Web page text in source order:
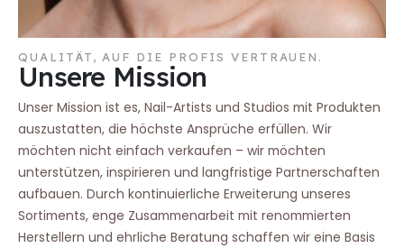
QUALITÄT, AUF DIE PROFIS VERTRAUEN.
Unsere Mission
Unser Mission ist es, Nail-Artists und Studios mit Produkten
auszustatten, die höchste Ansprüche erfüllen. Wir
möchten nicht einfach verkaufen – wir möchten
unterstützen, inspirieren und langfristige Partnerschaften
aufbauen. Durch kontinuierliche Erweiterung unseres
Sortiments, enge Zusammenarbeit mit renommierten
Herstellern und ehrliche Beratung schaffen wir eine Basis